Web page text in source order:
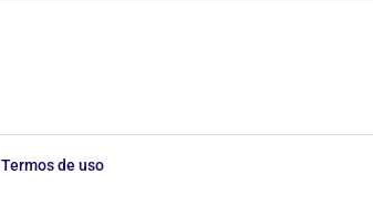
Termos de uso